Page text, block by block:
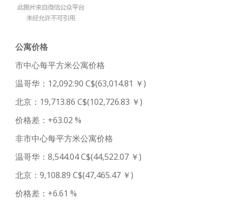
公寓价格
市中心每平方米公寓价格
温哥华：12,092.90 C$(63,014.81 ￥)
北京：19,713.86 C$(102,726.83 ￥)
价格差：+63.02 %
非市中心每平方米公寓价格
温哥华：8,544.04 C$(44,522.07 ￥)
北京：9,108.89 C$(47,465.47 ￥)
价格差：+6.61 %